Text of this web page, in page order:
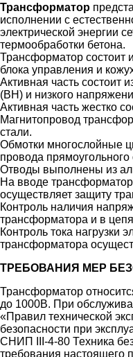
Трансформатор
исполнении с
электрической энергии
термообработки бетона.
Трансформатор состоит
блока управления и
Активная часть состоит
(ВН) и низкого
Активная часть жестко
Магнитопровод
стали.
Обмотки многослойные
провода
Отводы выполнены из
На вводе
осуществляет защиту
Контроль наличия
трансформатора и в
Контроль тока нагрузки
трансформатора
ТРЕБОВАНИЯ МЕР
Трансформатор
до 1000В. При
«Правил технической
безопасности при
СНИП III-4-80 Техника
требования настоящего